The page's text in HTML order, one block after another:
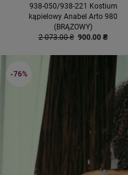
938-050/938-221 Kostium
kąpielowy Anabel Arto 980
(BRĄZOWY)
2 073.00 ₴ 900.00 ₴
-76%